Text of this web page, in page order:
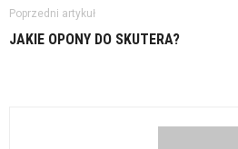
Poprzedni artykuł
JAKIE OPONY DO SKUTERA?